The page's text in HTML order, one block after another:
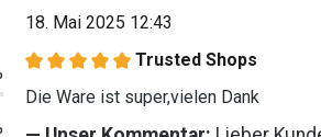
18. Mai 2025 12:43
Bewertung mit 5 von 5 Sternen
Trusted Shops
Die Ware ist super,vielen Dank